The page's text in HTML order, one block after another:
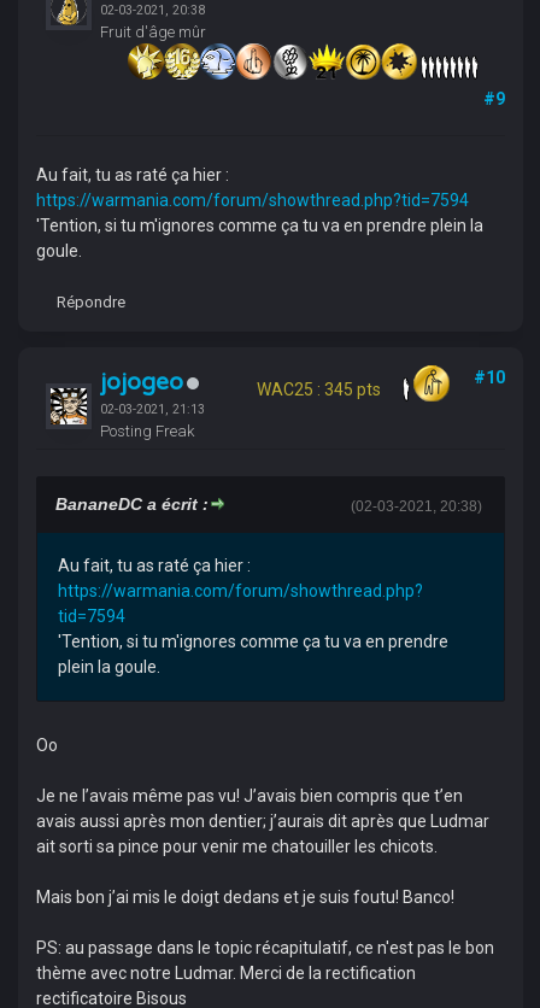
02-03-2021, 20:38
Fruit d'âge mûr
#9
Au fait, tu as raté ça hier :
https://warmania.com/forum/showthread.php?tid=7594
'Tention, si tu m'ignores comme ça tu va en prendre plein la
goule.
Répondre
jojogeo
02-03-2021, 21:13
Posting Freak
WAC25 : 345 pts
#10
(02-03-2021, 20:38)
BananeDC a écrit :
Au fait, tu as raté ça hier :
https://warmania.com/forum/showthread.php?
tid=7594
'Tention, si tu m'ignores comme ça tu va en prendre
plein la goule.
Oo
Je ne l’avais même pas vu! J’avais bien compris que t’en
avais aussi après mon dentier; j’aurais dit après que Ludmar
ait sorti sa pince pour venir me chatouiller les chicots.
Mais bon j’ai mis le doigt dedans et je suis foutu! Banco!
PS: au passage dans le topic récapitulatif, ce n'est pas le bon
thème avec notre Ludmar. Merci de la rectification
rectificatoire Bisous